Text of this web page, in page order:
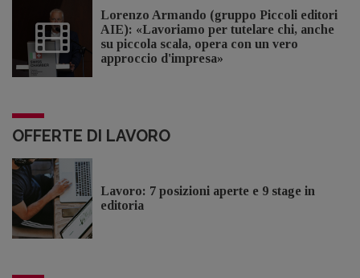
Lorenzo Armando (gruppo Piccoli editori
AIE): «Lavoriamo per tutelare chi, anche
su piccola scala, opera con un vero
approccio d'impresa»
OFFERTE DI LAVORO
Lavoro: 7 posizioni aperte e 9 stage in
editoria